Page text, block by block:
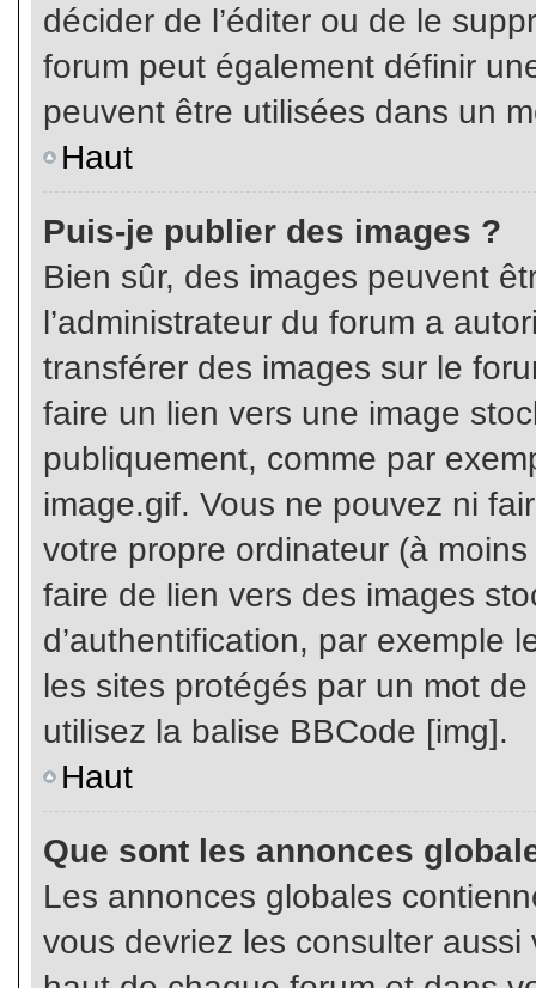
décider de l’éditer ou de le
forum peut également définir
peuvent être utilisées dans un
Haut
Puis-je publier des images ?
Bien sûr, des images peuvent
l’administrateur du forum a
transférer des images sur le
faire un lien vers une image
publiquement, comme par
image.gif. Vous ne pouvez ni
votre propre ordinateur (à
faire de lien vers des images
d’authentification, par exemple
les sites protégés par un mot
utilisez la balise BBCode [img].
Haut
Que sont les annonces
Les annonces globales
vous devriez les consulter